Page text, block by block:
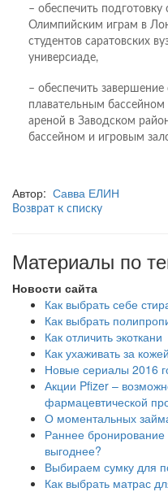
– обеспечить подготовку
Олимпийским играм в
студентов саратовских
универсиаде,
– обеспечить
плавательным бассейном
ареной в Заводском
бассейном и игровым
Автор: Савва ЕЛИН
Возврат к списку
Материалы по
Новости сайта
Как выбрать себе
Как выбрать
Как отличить экоткани
Как ухаживать за
Новые сериалы 2016
Акции Pfizer –
фармацевтической
О моментальных
Раннее бронирование
выгоднее?
Выбираем сумку для
Как выбрать матрас